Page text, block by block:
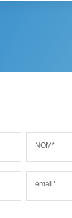
NOM*
email*